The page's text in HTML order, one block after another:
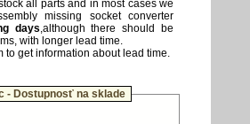
all parts and in most cases we
missing socket converter
days,although there should be
with longer lead time.
to get information about lead time.
- Dostupnosť na sklade